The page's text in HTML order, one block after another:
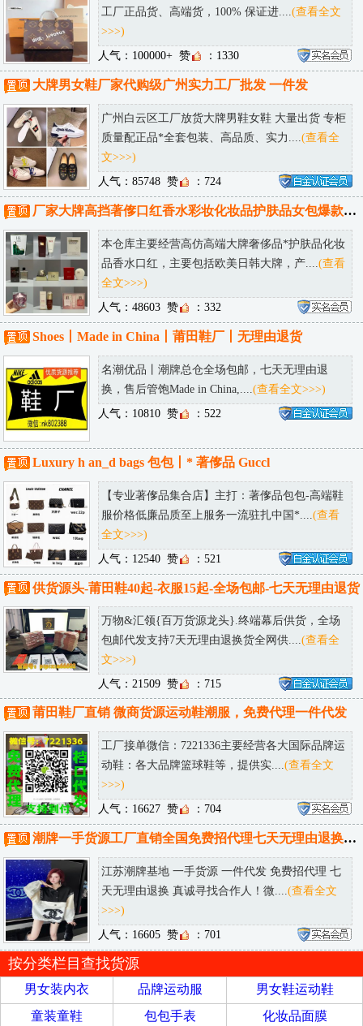
工厂正品货、高端货，100% 保证进....(查看全文
>>>)
人气：100000+ 赞 ：1330
大牌男女鞋厂家代购级广州实力工厂批发 一件发
广州白云区工厂放货大牌男鞋女鞋 大量出货 专柜
质量配正品*全套包装、高品质、实力....(查看全
文>>>)
人气：85748 赞 ：724
厂家大牌高挡著偧口红香水彩妆化妆品护肤品女包爆款仓库一件代发
本仓库主要经营高仿高端大牌奢侈品*护肤品化妆
品香水口红，主要包括欧美日韩大牌，产.... (查看
全文>>>)
人气：48603 赞 ：332
Shoes丨Made in China丨莆田鞋厂丨无理由退货
名潮优品丨潮牌总仓全场包邮，七天无理由退
换，售后管饱Made in China,.... (查看全文>>>)
人气：10810 赞 ：522
Luxury h an_d bags 包包丨* 著偧品 Guccl
【专业著偧品集合店】主打：著偧品包包-高端鞋
服价格低廉品质至上服务一流驻扎中国*.... (查看
全文>>>)
人气：12540 赞 ：521
供货源头-莆田鞋40起-衣服15起-全场包邮-七天无理由退货
万物&汇领{百万货源龙头}.终端幕后供货，全场
包邮代发支持7天无理由退换货全网供....(查看全
文>>>)
人气：21509 赞 ：715
莆田鞋厂直销 微商货源运动鞋潮服，免费代理一件代发
工厂接单微信：7221336主要经营各大国际品牌运
动鞋：各大品牌篮球鞋等，提供实....(查看全文
>>>)
人气：16627 赞 ：704
潮牌一手货源工厂直销全国免费招代理七天无理由退换诚接批发淘宝供货
江苏潮牌基地 一手货源 一件代发 免费招代理 七
天无理由退换 真诚寻找合作人！微.... (查看全文
>>>)
人气：16605 赞 ：701
按分类栏目查找货源
男女装内衣 品牌运动服
男女鞋运动鞋
童装童鞋
包包手表 化妆品面膜